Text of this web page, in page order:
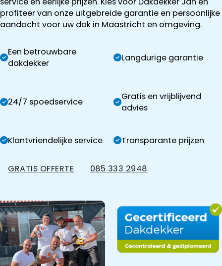
profiteer van onze uitgebreide garantie en persoonlijke
aandacht voor uw dak in Maastricht en omgeving.
Een betrouwbare
dakdekker
Langdurige garantie
24/7 spoedservice
Gratis en vrijblijvend
advies
Klantvriendelijke service Transparante prijzen
GRATIS OFFERTE 085 333 2948